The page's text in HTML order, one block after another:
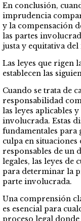
En conclusión,
imprudencia
y la compensación
las partes
justa y equitativa del
Las leyes que rigen
establecen las
Cuando se trata de
responsabilidad
las leyes aplicables
involucrada. Estas
fundamentales para
culpa en
responsables de un
legales, las leyes de
para determinar la
parte involucrada.
Una comprensión
es esencial para
proceso legal